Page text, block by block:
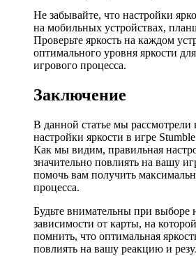
Не забывайте, что настройки
на мобильных устройствах,
Проверьте яркость на каждом
оптимального уровня яркости
игрового процесса.
Заключение
В данной статье мы рассмотрели
настройки яркости в игре
Как мы видим, правильная
значительно повлиять на вашу
помочь вам получить
процесса.
Будьте внимательны при выборе
зависимости от карты, на
помнить, что оптимальная
повлиять на вашу реакцию и